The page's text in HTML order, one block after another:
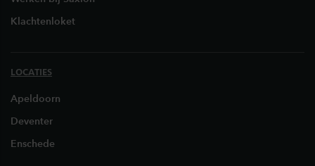
Klachtenloket
LOCATIES
Apeldoorn
Deventer
Enschede